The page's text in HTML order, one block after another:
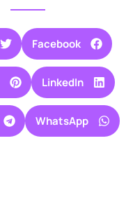
Facebook
LinkedIn
WhatsApp